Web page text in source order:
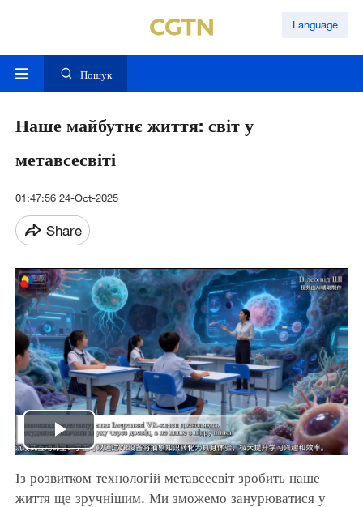
Language
Пошук
Наше майбутнє життя: світ у
метавсесвіті
01:47:56 24-Oct-2025
Share
Play
Video
Із розвитком технологій метавсесвіт зробить наше
життя ще зручнішим. Ми зможемо занурюватися у